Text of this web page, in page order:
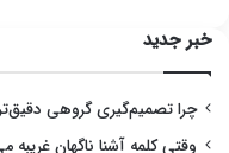
خبر جدید
چرا تصمیم‌گیری گروهی
وقتی کلمه آشنا ناگهان غریبه